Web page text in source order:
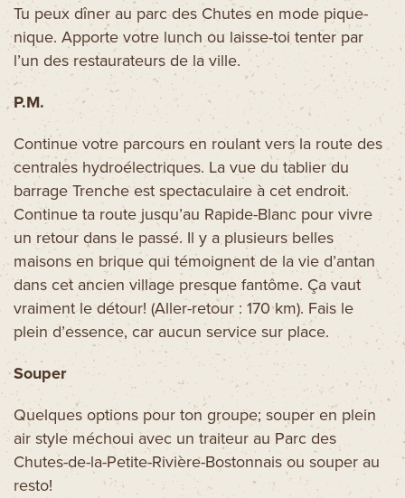
Tu peux dîner au parc des Chutes en mode pique-
nique. Apporte votre lunch ou laisse-toi tenter par
l’un des restaurateurs de la ville.
P.M.
Continue votre parcours en roulant vers la route des
centrales hydroélectriques. La vue du tablier du
barrage Trenche est spectaculaire à cet endroit.
Continue ta route jusqu’au Rapide-Blanc pour vivre
un retour dans le passé. Il y a plusieurs belles
maisons en brique qui témoignent de la vie d’antan
dans cet ancien village presque fantôme. Ça vaut
vraiment le détour! (Aller-retour : 170 km). Fais le
plein d’essence, car aucun service sur place.
Souper
Quelques options pour ton groupe; souper en plein
air style méchoui avec un traiteur au Parc des
Chutes-de-la-Petite-Rivière-Bostonnais ou souper au
resto!